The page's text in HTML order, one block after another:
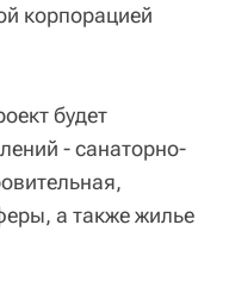
корпорацией
будет
- санаторно-
а также жилье